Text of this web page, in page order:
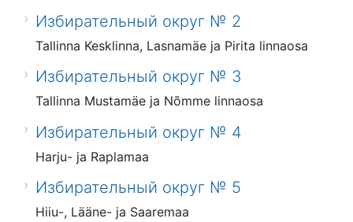
Избирательный округ № 2
Tallinna Kesklinna, Lasnamäe ja Pirita linnaosa
Избирательный округ № 3
Tallinna Mustamäe ja Nõmme linnaosa
Избирательный округ № 4
Harju- ja Raplamaa
Избирательный округ № 5
Hiiu-, Lääne- ja Saaremaa